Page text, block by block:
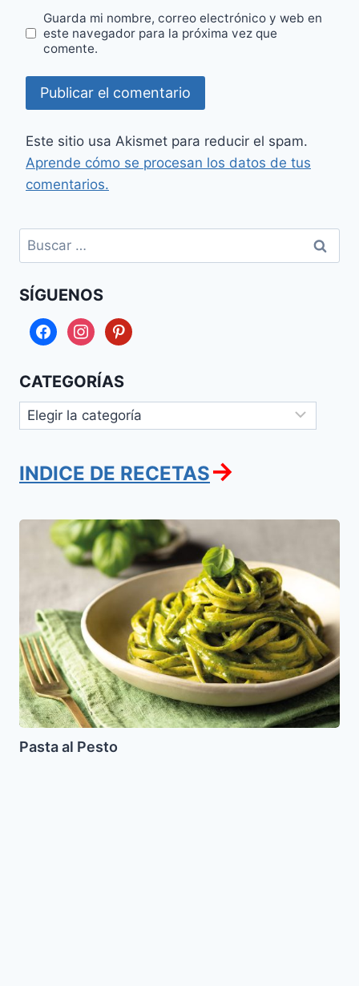
Guarda mi nombre, correo electrónico y web en
este navegador para la próxima vez que
comente.
Este sitio usa Akismet para reducir el spam.
Aprende cómo se procesan los datos de tus
comentarios.
Buscar:
SÍGUENOS
facebookinstagrampinterest
CATEGORÍAS
Categorías
INDICE DE RECETAS→
Pasta
Pasta al Pesto